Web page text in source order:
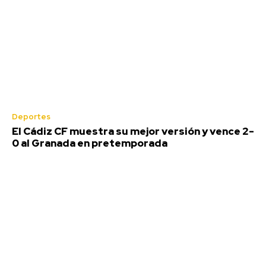
Deportes
El Cádiz CF muestra su mejor versión y vence 2-
0 al Granada en pretemporada